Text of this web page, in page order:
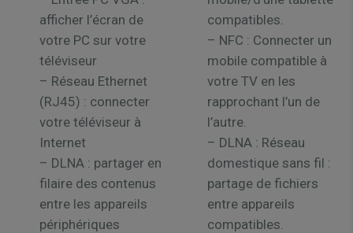
afficher l’écran de
votre PC sur votre
téléviseur
– Réseau Ethernet
(RJ45) : connecter
votre téléviseur à
Internet
– DLNA : partager en
filaire des contenus
entre les appareils
périphériques
compatibles.
– NFC : Connecter un
mobile compatible à
votre TV en les
rapprochant l’un de
l’autre.
– DLNA : Réseau
domestique sans fil :
partage de fichiers
entre appareils
compatibles.